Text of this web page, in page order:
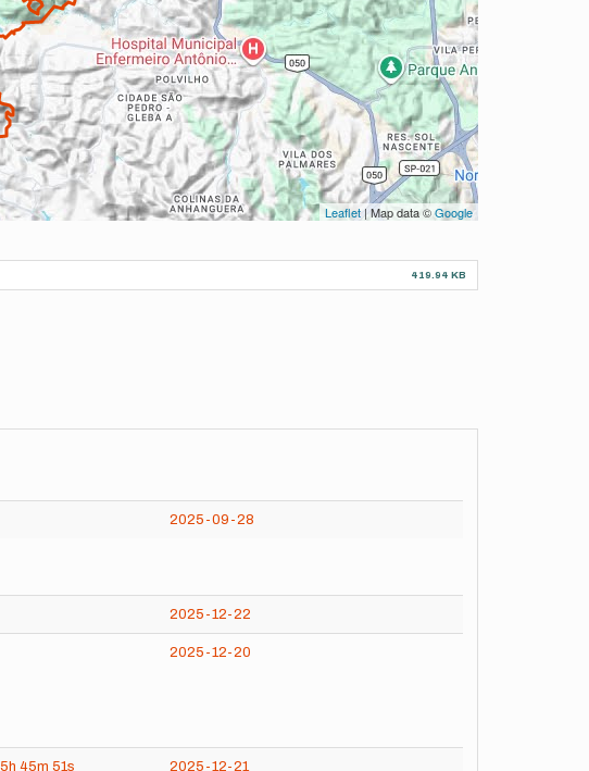
Leaflet| Map data ©Google
419.94 KB
2025-09-28
2025-12-22
2025-12-20
5h 45m 51s 2025-12-21